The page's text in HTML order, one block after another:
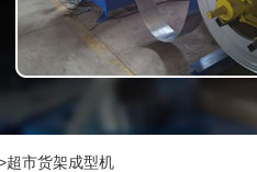
超市货架成型机